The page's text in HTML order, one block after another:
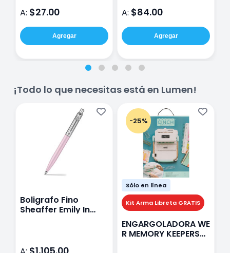
A: $27.00
Agregar
A: $84.00
Agregar
¡Todo lo que necesitas está en Lumen!
Boligrafo Fino
Sheaffer Emily In
-25%
Sólo en línea
Kit Arma Libreta GRATIS
ENGARGOLADORA WE
R MEMORY KEEPERS